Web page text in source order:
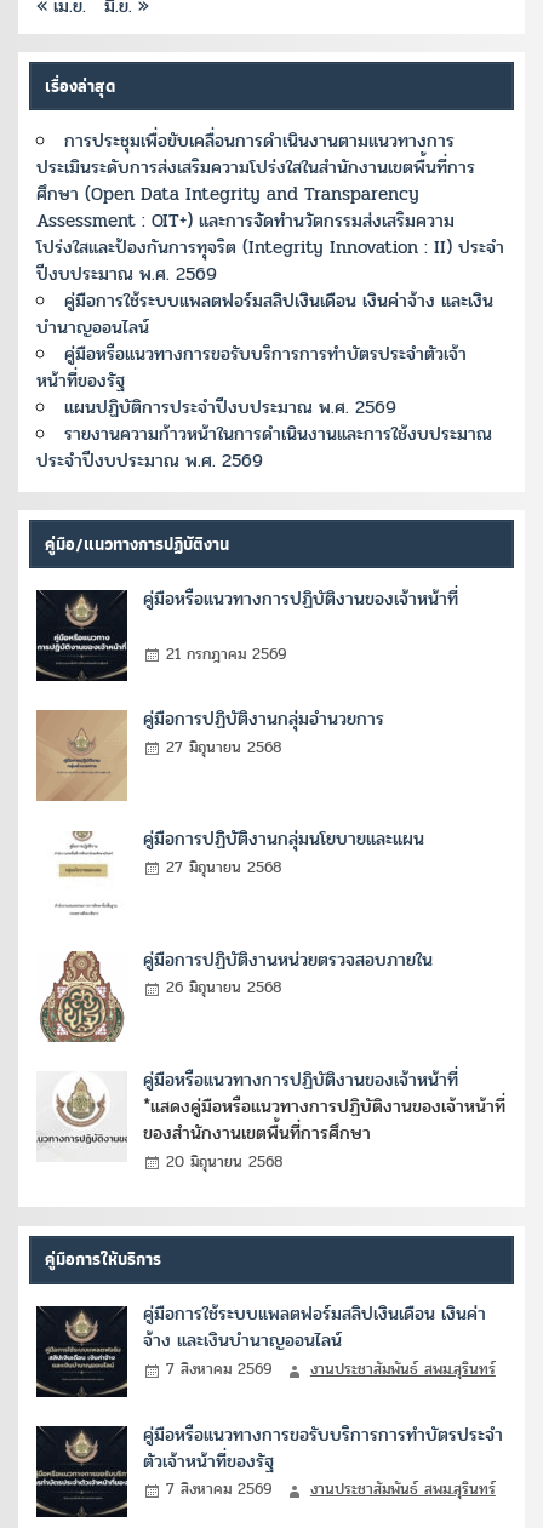
เรื่องล่าสุด
การประชุมเพื่อขับเคลื่อนการดำเนินงานตามแนวทางการ
ประเมินระดับการส่งเสริมความโปร่งใสในสำนักงานเขตพื้นที่การ
ศึกษา (Open Data Integrity and Transparency
Assessment : OIT+) และการจัดทำนวัตกรรมส่งเสริมความ
โปร่งใสและป้องกันการทุจริต (Integrity Innovation : II) ประจำ
ปีงบประมาณ พ.ศ. 2569
คู่มือการใช้ระบบแพลตฟอร์มสลิปเงินเดือน เงินค่าจ้าง และเงิน
บำนาญออนไลน์
คู่มือหรือแนวทางการขอรับบริการการทำบัตรประจำตัวเจ้า
หน้าที่ของรัฐ
แผนปฏิบัติการประจำปีงบประมาณ พ.ศ. 2569
รายงานความก้าวหน้าในการดำเนินงานและการใช้งบประมาณ
ประจำปีงบประมาณ พ.ศ. 2569
คู่มือ/แนวทางการปฏิบัติงาน
คู่มือหรือแนวทางการปฏิบัติงานของเจ้าหน้าที่
21 กรกฎาคม 2569
คู่มือการปฏิบัติงานกลุ่มอำนวยการ
27 มิถุนายน 2568
คู่มือการปฏิบัติงานกลุ่มนโยบายและแผน
27 มิถุนายน 2568
คู่มือการปฏิบัติงานหน่วยตรวจสอบภายใน
26 มิถุนายน 2568
คู่มือหรือแนวทางการปฏิบัติงานของเจ้าหน้าที่
*แสดงคู่มือหรือแนวทางการปฏิบัติงานของเจ้าหน้าที่
ของสำนักงานเขตพื้นที่การศึกษา
20 มิถุนายน 2568
คู่มือการให้บริการ
คู่มือการใช้ระบบแพลตฟอร์มสลิปเงินเดือน เงินค่า
จ้าง และเงินบำนาญออนไลน์
7 สิงหาคม 2569 งานประชาสัมพันธ์ สพม.สุรินทร์
คู่มือหรือแนวทางการขอรับบริการการทำบัตรประจำ
ตัวเจ้าหน้าที่ของรัฐ
7 สิงหาคม 2569 งานประชาสัมพันธ์ สพม.สุรินทร์